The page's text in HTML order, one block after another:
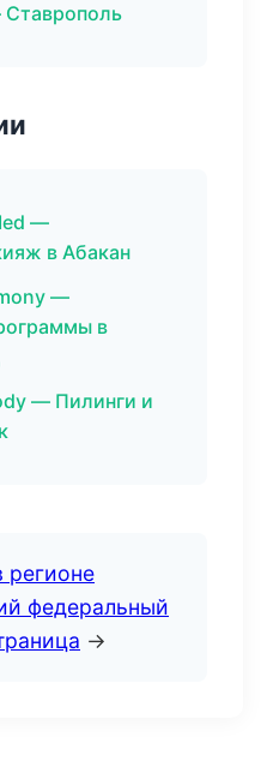
—
в Абакан
—
в
— Пилинги и
регионе
федеральный
→